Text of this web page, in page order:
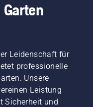
Leidenschaft für
professionelle
Unsere
Leistung
Sicherheit und